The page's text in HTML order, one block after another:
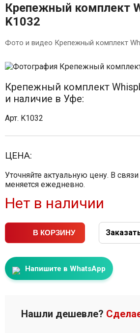
Крепежный комплект
K1032
Фото и видео Крепежный комплект
Крепежный комплект
и наличие в Уфе:
Арт. K1032
ЦЕНА:
Уточняйте актуальную цену. В
меняется ежедневно.
Нет в наличии
В КОРЗИНУ
Напишите в WhatsApp
Нашли дешевле?